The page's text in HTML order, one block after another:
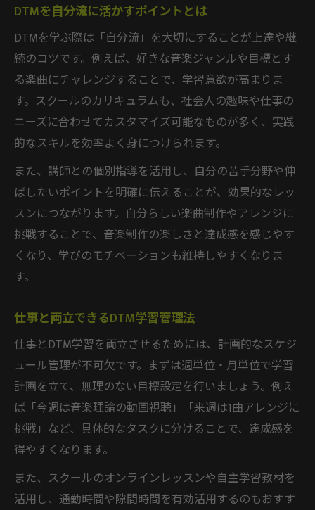
DTMを自分流に活かすポイントとは
DTMを学ぶ際は「自分流」を大切にすることが上達や継
続のコツです。例えば、好きな音楽ジャンルや目標とす
る楽曲にチャレンジすることで、学習意欲が高まりま
す。スクールのカリキュラムも、社会人の趣味や仕事の
ニーズに合わせてカスタマイズ可能なものが多く、実践
的なスキルを効率よく身につけられます。
また、講師との個別指導を活用し、自分の苦手分野や伸
ばしたいポイントを明確に伝えることが、効果的なレッ
スンにつながります。自分らしい楽曲制作やアレンジに
挑戦することで、音楽制作の楽しさと達成感を感じやす
くなり、学びのモチベーションも維持しやすくなりま
す。
仕事と両立できるDTM学習管理法
仕事とDTM学習を両立させるためには、計画的なスケジ
ュール管理が不可欠です。まずは週単位・月単位で学習
計画を立て、無理のない目標設定を行いましょう。例え
ば「今週は音楽理論の動画視聴」「来週は1曲アレンジに
挑戦」など、具体的なタスクに分けることで、達成感を
得やすくなります。
また、スクールのオンラインレッスンや自主学習教材を
活用し、通勤時間や隙間時間を有効活用するのもおすす